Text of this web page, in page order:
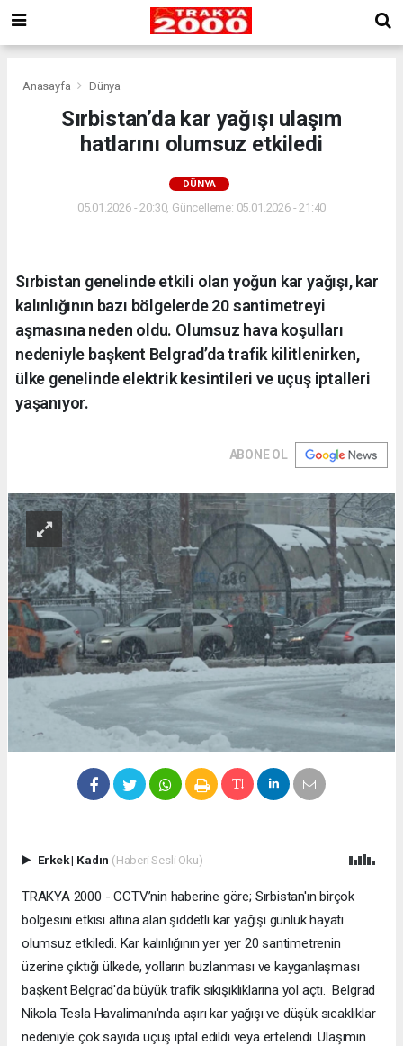
Anasayfa Dünya
Sırbistan’da kar yağışı ulaşım
hatlarını olumsuz etkiledi
DÜNYA
05.01.2026 - 20:30, Güncelleme: 05.01.2026 - 21:40
Sırbistan genelinde etkili olan yoğun kar yağışı, kar
kalınlığının bazı bölgelerde 20 santimetreyi
aşmasına neden oldu. Olumsuz hava koşulları
nedeniyle başkent Belgrad’da trafik kilitlenirken,
ülke genelinde elektrik kesintileri ve uçuş iptalleri
yaşanıyor.
ABONE OL
Erkek| Kadın (Haberi Sesli Oku)
TRAKYA 2000 - CCTV’nin haberine göre; Sırbistan'ın birçok
bölgesini etkisi altına alan şiddetli kar yağışı günlük hayatı
olumsuz etkiledi. Kar kalınlığının yer yer 20 santimetrenin
üzerine çıktığı ülkede, yolların buzlanması ve kayganlaşması
başkent Belgrad'da büyük trafik sıkışıklıklarına yol açtı. Belgrad
Nikola Tesla Havalimanı'nda aşırı kar yağışı ve düşük sıcaklıklar
nedeniyle çok sayıda uçuş iptal edildi veya ertelendi. Ulaşımın